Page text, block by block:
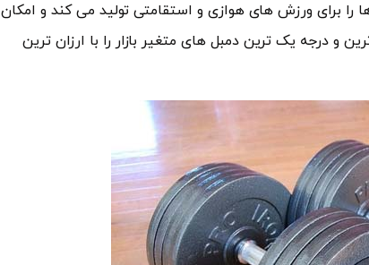
را برای ورزش های هوازی و استقامتی تولید می کند و امکان
و درجه یک ترین دمبل های متغیر بازار را با ارزان ترین